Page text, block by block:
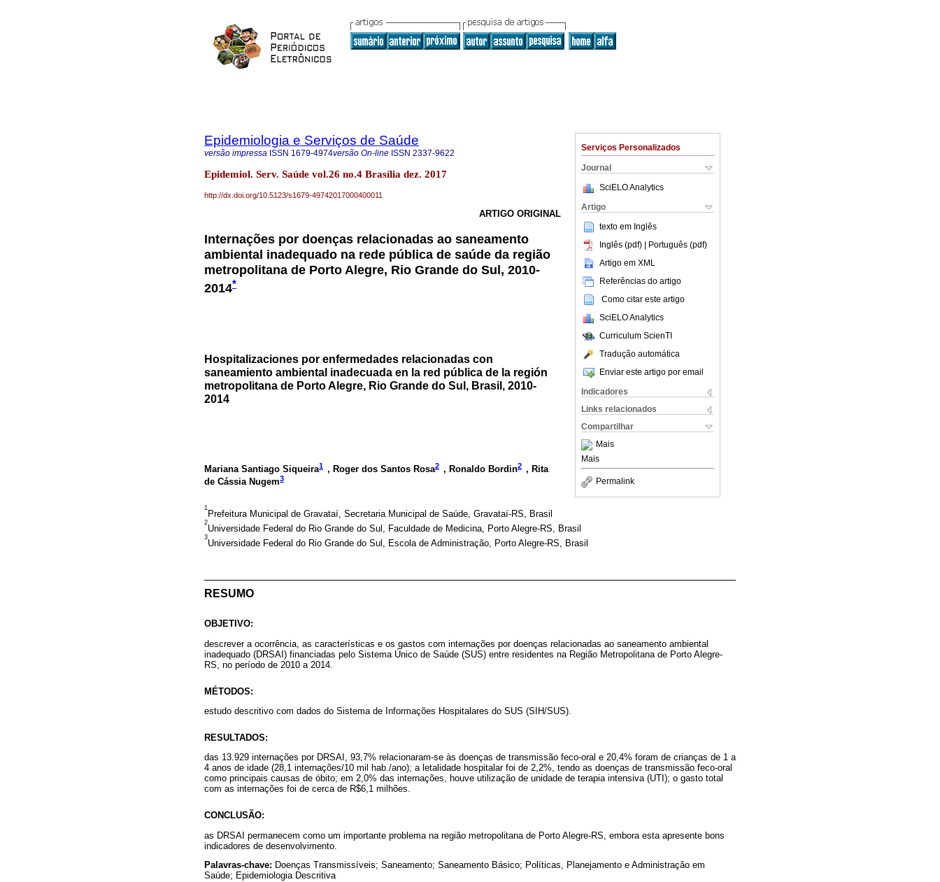
Serviços Personalizados
Journal
SciELO Analytics
Artigo
texto em Inglês
Inglês (pdf) | Português (pdf)
Artigo em XML
Referências do artigo
Como citar este artigo
SciELO Analytics
Curriculum ScienTI
Tradução automática
Enviar este artigo por email
Indicadores
Links relacionados
Compartilhar
Mais
Mais
Permalink
Epidemiologia e Serviços de Saúde
versão impressa ISSN 1679-4974versão On-line ISSN 2337-9622
Epidemiol. Serv. Saúde vol.26 no.4 Brasília dez. 2017
http://dx.doi.org/10.5123/s1679-49742017000400011
ARTIGO ORIGINAL
Internações por doenças relacionadas ao saneamento
ambiental inadequado na rede pública de saúde da região
metropolitana de Porto Alegre, Rio Grande do Sul, 2010-
2014*
Hospitalizaciones por enfermedades relacionadas con
saneamiento ambiental inadecuada en la red pública de la región
metropolitana de Porto Alegre, Rio Grande do Sul, Brasil, 2010-
2014
Mariana Santiago Siqueira1 , Roger dos Santos Rosa2 , Ronaldo Bordin2 , Rita
de Cássia Nugem3
1
Prefeitura Municipal de Gravataí, Secretaria Municipal de Saúde, Gravataí-RS, Brasil
2
Universidade Federal do Rio Grande do Sul, Faculdade de Medicina, Porto Alegre-RS, Brasil
3
Universidade Federal do Rio Grande do Sul, Escola de Administração, Porto Alegre-RS, Brasil
RESUMO
OBJETIVO:
descrever a ocorrência, as características e os gastos com internações por doenças relacionadas ao saneamento ambiental
inadequado (DRSAI) financiadas pelo Sistema Único de Saúde (SUS) entre residentes na Região Metropolitana de Porto Alegre-
RS, no período de 2010 a 2014.
MÉTODOS:
estudo descritivo com dados do Sistema de Informações Hospitalares do SUS (SIH/SUS).
RESULTADOS:
das 13.929 internações por DRSAI, 93,7% relacionaram-se às doenças de transmissão feco-oral e 20,4% foram de crianças de 1 a
4 anos de idade (28,1 internações/10 mil hab./ano); a letalidade hospitalar foi de 2,2%, tendo as doenças de transmissão feco-oral
como principais causas de óbito; em 2,0% das internações, houve utilização de unidade de terapia intensiva (UTI); o gasto total
com as internações foi de cerca de R$6,1 milhões.
CONCLUSÃO:
as DRSAI permanecem como um importante problema na região metropolitana de Porto Alegre-RS, embora esta apresente bons
indicadores de desenvolvimento.
Palavras-chave: Doenças Transmissíveis; Saneamento; Saneamento Básico; Políticas, Planejamento e Administração em
Saúde; Epidemiologia Descritiva